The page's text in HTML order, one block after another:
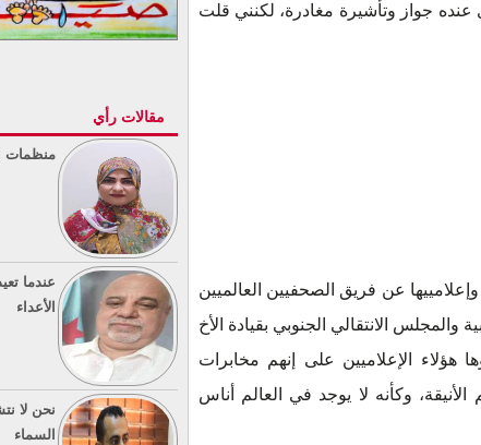
مقالات رأي
منظمات
عندما
الأعداء
نحن لا
السماء
جواز وتأشيرة مغادرة، لكنني قلت
عن فريق الصحفيين العالميين
الانتقالي الجنوبي بقيادة الأخ
الإعلاميين على إنهم مخابرات
وكأنه لا يوجد في العالم أناس